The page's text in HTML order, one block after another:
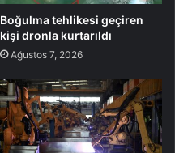
Boğulma tehlikesi geçiren
kişi dronla kurtarıldı
Ağustos 7, 2026